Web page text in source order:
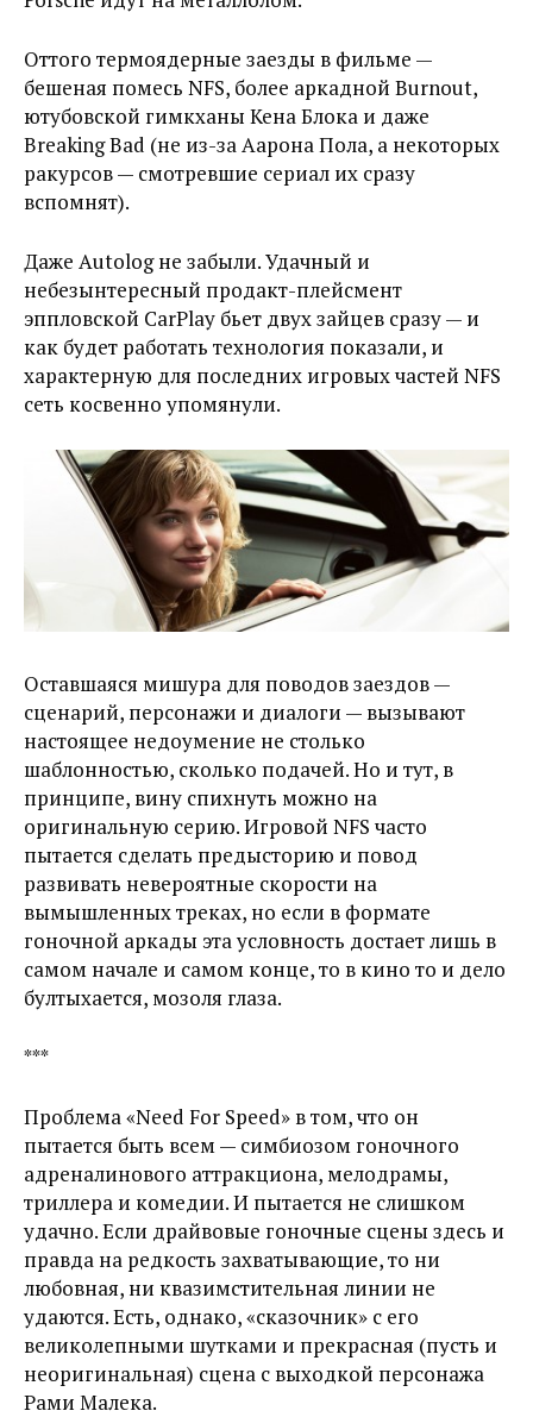
Оттого термоядерные заезды в фильме —
бешеная помесь NFS, более аркадной Burnout,
ютубовской гимкханы Кена Блока и даже
Breaking Bad (не из-за Аарона Пола, а некоторых
ракурсов — смотревшие сериал их сразу
вспомнят).
Даже Autolog не забыли. Удачный и
небезынтересный продакт-плейсмент
эппловской CarPlay бьет двух зайцев сразу — и
как будет работать технология показали, и
характерную для последних игровых частей NFS
сеть косвенно упомянули.
Оставшаяся мишура для поводов заездов —
сценарий, персонажи и диалоги — вызывают
настоящее недоумение не столько
шаблонностью, сколько подачей. Но и тут, в
принципе, вину спихнуть можно на
оригинальную серию. Игровой NFS часто
пытается сделать предысторию и повод
развивать невероятные скорости на
вымышленных треках, но если в формате
гоночной аркады эта условность достает лишь в
самом начале и самом конце, то в кино то и дело
бултыхается, мозоля глаза.
***
Проблема «Need For Speed» в том, что он
пытается быть всем — симбиозом гоночного
адреналинового аттракциона, мелодрамы,
триллера и комедии. И пытается не слишком
удачно. Если драйвовые гоночные сцены здесь и
правда на редкость захватывающие, то ни
любовная, ни квазимстительная линии не
удаются. Есть, однако, «сказочник» с его
великолепными шутками и прекрасная (пусть и
неоригинальная) сцена с выходкой персонажа
Рами Малека.